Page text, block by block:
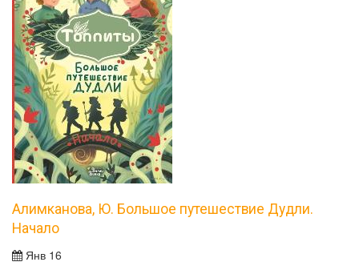
Алимканова, Ю. Большое путешествие Дудли.
Начало
Янв 16